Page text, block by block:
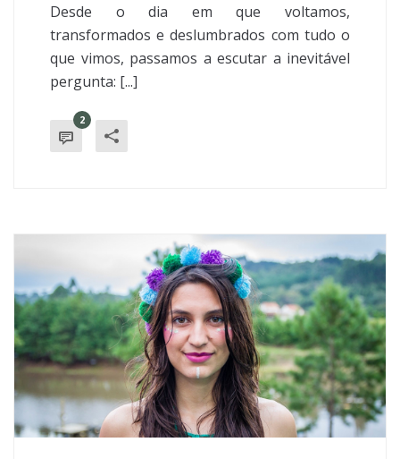
Desde o dia em que voltamos,
transformados e deslumbrados com tudo o
que vimos, passamos a escutar a inevitável
pergunta: [...]
2